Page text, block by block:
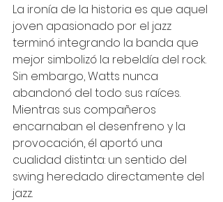
La ironía de la historia es que aquel
joven apasionado por el jazz
terminó integrando la banda que
mejor simbolizó la rebeldía del rock.
Sin embargo, Watts nunca
abandonó del todo sus raíces.
Mientras sus compañeros
encarnaban el desenfreno y la
provocación, él aportó una
cualidad distinta: un sentido del
swing heredado directamente del
jazz.